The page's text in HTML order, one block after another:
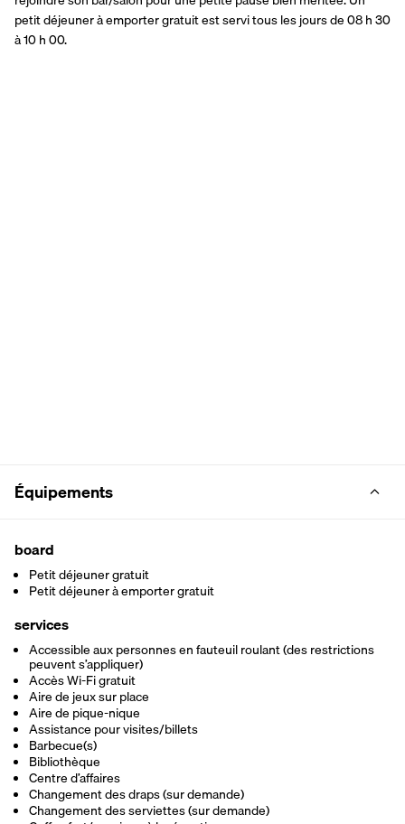
petit déjeuner à emporter gratuit est servi tous les jours de 08 h 30
à 10 h 00.
Équipements
board
Petit déjeuner gratuit
Petit déjeuner à emporter gratuit
services
Accessible aux personnes en fauteuil roulant (des restrictions
peuvent s’appliquer)
Accès Wi-Fi gratuit
Aire de jeux sur place
Aire de pique-nique
Assistance pour visites/billets
Barbecue(s)
Bibliothèque
Centre d’affaires
Changement des draps (sur demande)
Changement des serviettes (sur demande)